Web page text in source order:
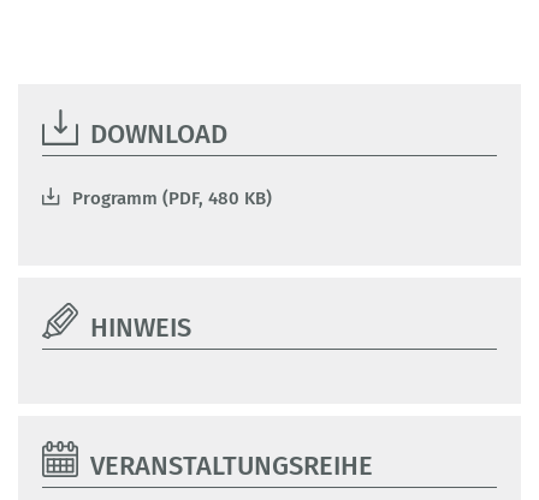
DOWNLOAD
Programm (PDF, 480 KB)
HINWEIS
VERANSTALTUNGSREIHE